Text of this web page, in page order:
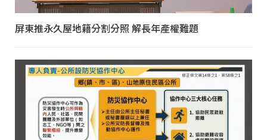
屏東推永久屋地籍分割分照 解長年產權難題